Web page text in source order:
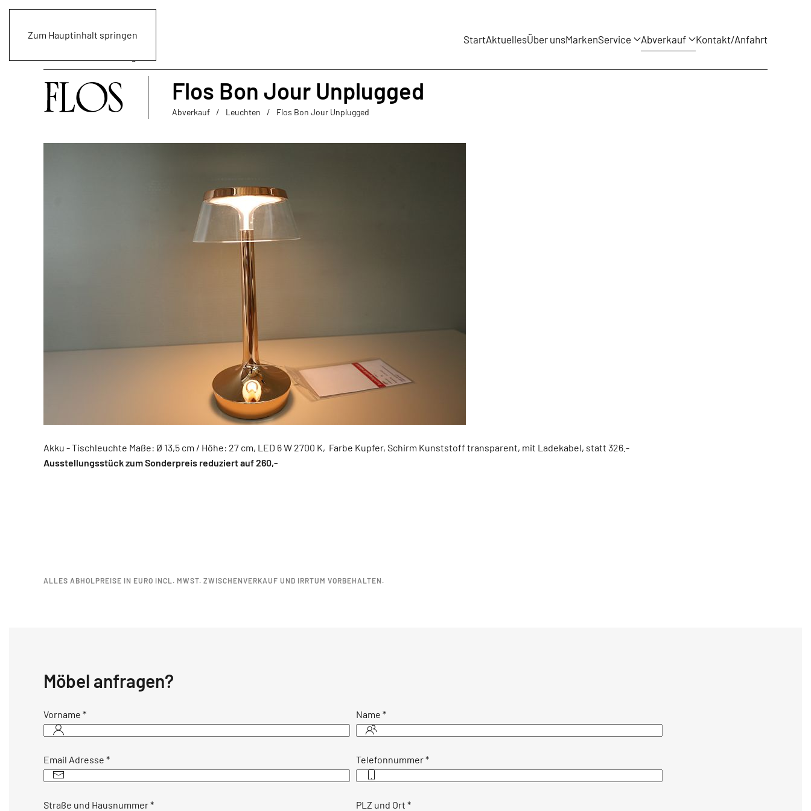
Zum Hauptinhalt springen StartAktuellesÜber unsMarkenService Abverkauf Kontakt/Anfahrt
Flos Bon Jour Unplugged
Abverkauf Leuchten Flos Bon Jour Unplugged
Akku - Tischleuchte Maße: Ø 13,5 cm / Höhe: 27 cm, LED 6 W 2700 K, Farbe Kupfer, Schirm Kunststoff transparent, mit Ladekabel, statt 326.-
Ausstellungsstück zum Sonderpreis reduziert auf 260,-
ALLES ABHOLPREISE IN EURO INCL. MWST. ZWISCHENVERKAUF UND IRRTUM VORBEHALTEN.
Möbel anfragen?
Vorname * Name *
Email Adresse * Telefonnummer*
Straße und Hausnummer* PLZ und Ort *